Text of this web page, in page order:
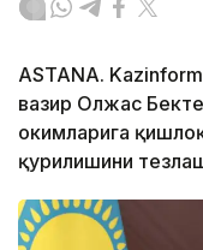
ASTANA.
вазир Олжас
ҳокимларига
қурилишини